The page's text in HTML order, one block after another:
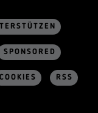
SPONSORED
COOKIES RSS